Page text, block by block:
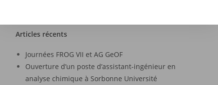
Articles récents
Journées FROG VII et AG GeOF
Ouverture d’un poste d’assistant-ingénieur en
analyse chimique à Sorbonne Université